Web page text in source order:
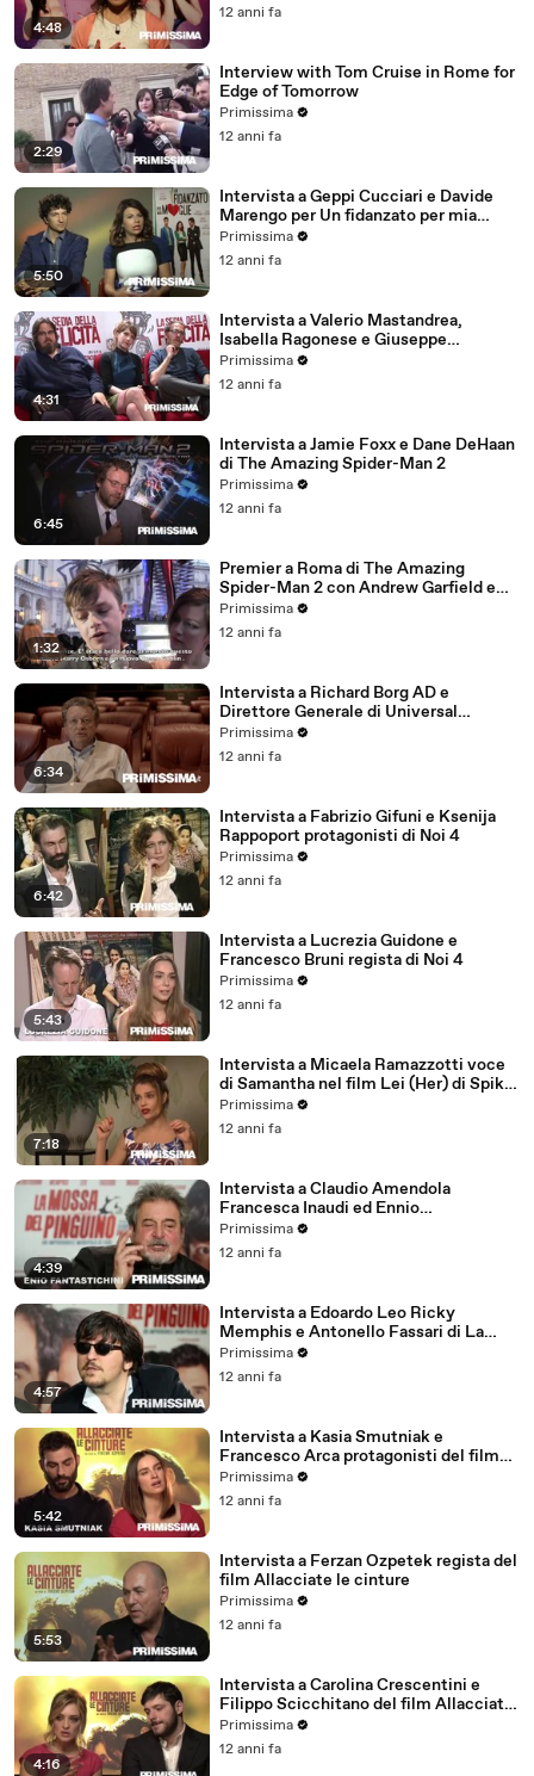
4:48
12 anni fa
2:29
Interview with Tom Cruise in Rome for
Edge of Tomorrow
Primissima
12 anni fa
5:50
Intervista a Geppi Cucciari e Davide
Marengo per Un fidanzato per mia
moglie
Primissima
12 anni fa
4:31
Intervista a Valerio Mastandrea,
Isabella Ragonese e Giuseppe
Battiston per La sedia della felicità
Primissima
12 anni fa
6:45
Intervista a Jamie Foxx e Dane DeHaan
di The Amazing Spider-Man 2
Primissima
12 anni fa
1:32
Premier a Roma di The Amazing
Spider-Man 2 con Andrew Garfield e
Emma Stone
Primissima
12 anni fa
6:34
Intervista a Richard Borg AD e
Direttore Generale di Universal
Pictures Italia
Primissima
12 anni fa
6:42
Intervista a Fabrizio Gifuni e Ksenija
Rappoport protagonisti di Noi 4
Primissima
12 anni fa
5:43
Intervista a Lucrezia Guidone e
Francesco Bruni regista di Noi 4
Primissima
12 anni fa
7:18
Intervista a Micaela Ramazzotti voce
di Samantha nel film Lei (Her) di Spike
Jonze
Primissima
12 anni fa
4:39
Intervista a Claudio Amendola
Francesca Inaudi ed Ennio
Fantastichini di La mossa del pinguino
Primissima
12 anni fa
4:57
Intervista a Edoardo Leo Ricky
Memphis e Antonello Fassari di La
mossa del pinguino
Primissima
12 anni fa
5:42
Intervista a Kasia Smutniak e
Francesco Arca protagonisti del film
Allacciate le cinture
Primissima
12 anni fa
5:53
Intervista a Ferzan Ozpetek regista del
film Allacciate le cinture
Primissima
12 anni fa
4:16
Intervista a Carolina Crescentini e
Filippo Scicchitano del film Allacciate
le cinture
Primissima
12 anni fa